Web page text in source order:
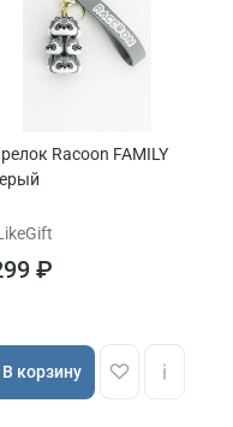
Racoon FAMILY
₽
В корзину